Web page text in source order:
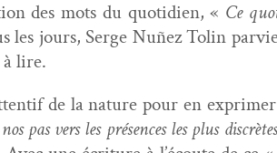
des mots du quo­ti­di­en, « Ce
les jours, Serge Nuñez Tolin
lire.
de la nature pour en
pas vers les présences les plus dis­crètes